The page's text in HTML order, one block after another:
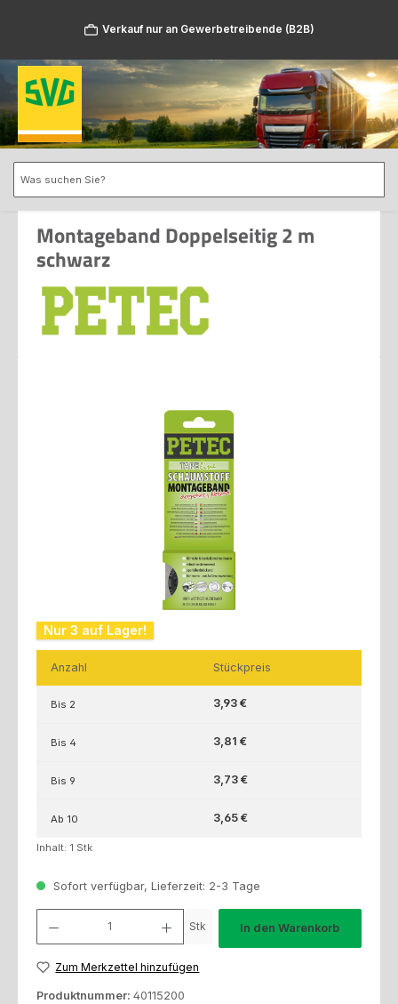
Verkauf nur an Gewerbetreibende (B2B)
Montageband Doppelseitig 2 m
schwarz
Bildergalerie überspringen
Nur 3 auf Lager!
Anzahl Stückpreis
Bis 2 3,93 €
Bis 4 3,81 €
Bis 9 3,73 €
Ab 10 3,65 €
Inhalt: 1 Stk
Sofort verfügbar, Lieferzeit: 2-3 Tage
Produkt Anzahl: Gib den gewünschten Wert ein oder benutze die
Stk In den Warenkorb
Zum Merkzettel hinzufügen
Produktnummer: 40115200